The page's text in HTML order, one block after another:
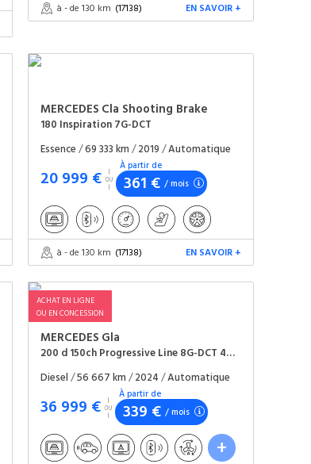
à - de 130 km (17138) EN SAVOIR +
MERCEDES Cla Shooting Brake
180 Inspiration 7G-DCT
Essence/69 333 km/2019/Automatique
20 999 €
À partir de
361 € / mois
à - de 130 km (17138) EN SAVOIR +
ACHAT EN LIGNE
OU EN CONCESSION
MERCEDES Gla
200 d 150ch Progressive Line 8G-DCT 4Matic
Diesel/56 667 km/2024/Automatique
36 999 €
À partir de
339 € / mois